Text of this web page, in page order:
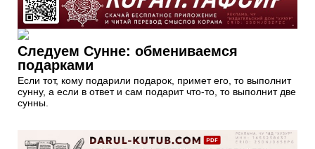
Следуем Сунне: обмениваемся
подарками
Если тот, кому подарили подарок, примет его, то выполнит
сунну, а если в ответ и сам подарит что-то, то выполнит две
сунны.